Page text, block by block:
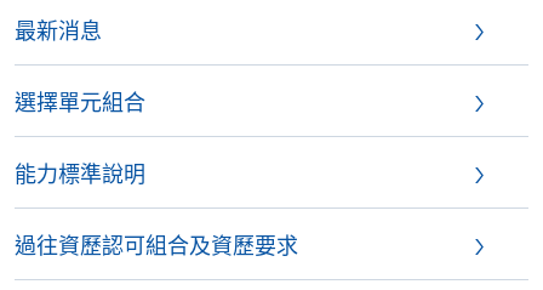
最新消息
選擇單元組合
能力標準說明
過往資歷認可組合及資歷要求